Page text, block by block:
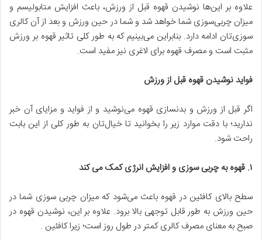
علاوه بر این‌ها نوشیدن قهوه قبل از ورزش، باعث افزایش متابولیسم و
میزان چربی‌سوزی شما خواهد شد و شما در حین ورزش و بعد از آن کالری
سوزی‌تان ادامه دارد. بنابراین می‌بینیم که به طور کلی تاثیر قهوه بر ورزش
مثبت است و مصرف قهوه برای لاغری نیز مفید است.
فواید نوشیدن قهوه قبل از ورزش
اگر قبل از ورزش و بدنسازی قهوه می‌نوشید و از فواید و مزایای آن خبر
ندارید؛ با دقت موارد زیر را بخوانید تا خیال‌تان به طور کلی از این بابت
راحت شود.
۱. قهوه به چربی سوزی و افزایش انرژی کمک می کند
سطح بالای کافئین در قهوه باعث می‌شود که میزان چربی سوزی شما در
حین ورزش به طور قابل توجهی بالا برود. علاوه بر این، نوشیدن قهوه در
صبح به معنای مصرف کالری کمتر در طول روز است؛ زیرا کافئین .